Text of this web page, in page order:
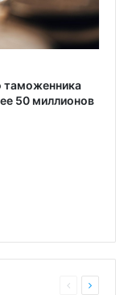
таможенника
50 миллионов